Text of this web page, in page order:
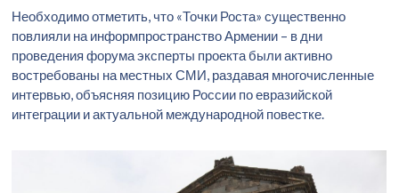
Необходимо отметить, что «Точки Роста» существенно
повлияли на информпространство Армении – в дни
проведения форума эксперты проекта были активно
востребованы на местных СМИ, раздавая многочисленные
интервью, объясняя позицию России по евразийской
интеграции и актуальной международной повестке.